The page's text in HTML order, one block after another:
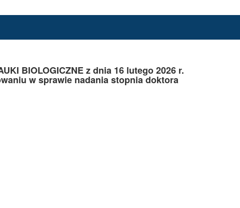
BIOLOGICZNE z dnia 16 lutego 2026 r.
w sprawie nadania stopnia doktora